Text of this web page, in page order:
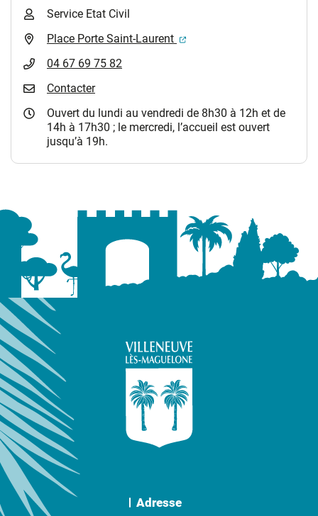
Service Etat Civil
Place Porte Saint-Laurent
(ouverture dans un
04 67 69 75 82
Contacter
Ouvert du lundi au vendredi de 8h30 à 12h et de
14h à 17h30 ; le mercredi, l’accueil est ouvert
jusqu’à 19h.
Adresse